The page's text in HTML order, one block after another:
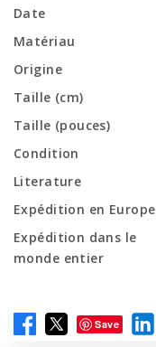
Date
Matériau
Origine
Taille (cm)
Taille (pouces)
Condition
Literature
Expédition en Europe
Expédition dans le
monde entier
Save